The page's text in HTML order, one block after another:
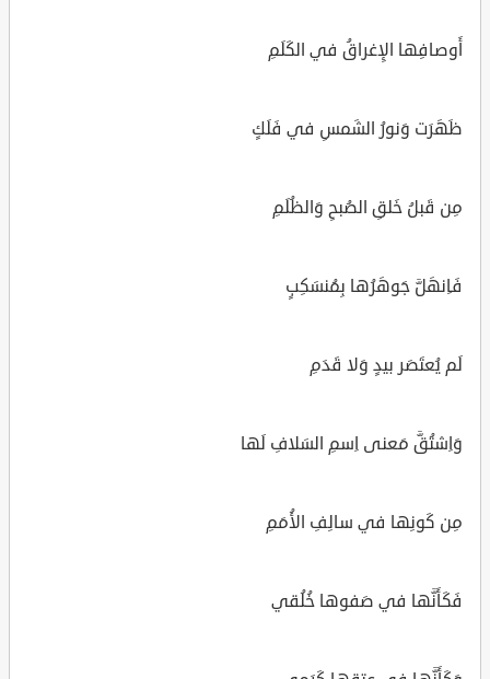
أَوصافِها الإِغراقُ في الكَلَمِ
ظَهَرَت وَنورُ الشَمسِ في فَلَكٍ
مِن قَبلُ خَلقِ الصُبحِ وَالظُلَمِ
فَاِنهَلَّ جَوهَرُها بِمُنسَكِبٍ
لَم يُعتَصَر بيدٍ وَلا قَدَمِ
وَاِشتُقَّ مَعنى اِسمِ السَلافِ لَها
مِن كَونِها في سالِفِ الأُمَمِ
فَكَأَنَّها في صَفوها خُلُقي